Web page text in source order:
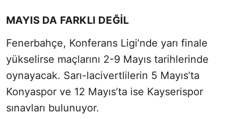
MAYIS DA FARKLI DEĞİL
Fenerbahçe, Konferans Ligi’nde yarı finale
yükselirse maçlarını 2-9 Mayıs tarihlerinde
oynayacak. Sarı-lacivertlilerin 5 Mayıs’ta
Konyaspor ve 12 Mayıs’ta ise Kayserispor
sınavları bulunuyor.